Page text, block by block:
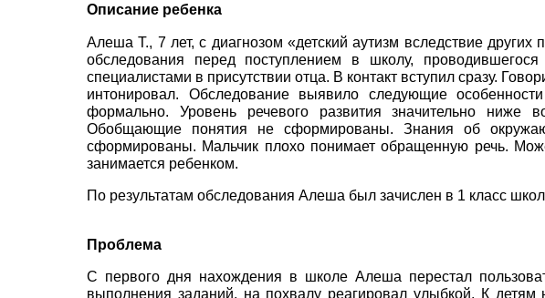
Описание ребенка
Алеша Т., 7 лет, с диагнозом «детский аутизм вследствие
обследования перед поступлением в школу,
специалистами в присутствии отца. В контакт вступил сразу.
интонировал. Обследование выявило следующие
формально. Уровень речевого развития значительно ниже
Обобщающие понятия не сформированы. Знания об
сформированы. Мальчик плохо понимает обращенную речь.
занимается ребенком.
По результатам обследования Алеша был зачислен в 1 класс
Проблема
С первого дня нахождения в школе Алеша перестал
выполнения заданий, на похвалу реагировал улыбкой. К